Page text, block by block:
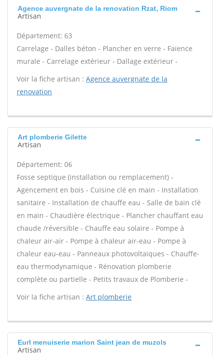
Agence auvergnate de la renovation Rzat, Riom
Artisan
Département: 63
Carrelage - Dalles béton - Plancher en verre - Faïence
murale - Carrelage extérieur - Dallage extérieur -
Voir la fiche artisan : Agence auvergnate de la
renovation
Art plomberie Gilette
Artisan
Département: 06
Fosse septique (installation ou remplacement) -
Agencement en bois - Cuisine clé en main - Installation
sanitaire - Installation de chauffe eau - Salle de bain clé
en main - Chaudière électrique - Plancher chauffant eau
chaude /réversible - Chauffe eau solaire - Pompe à
chaleur air-air - Pompe à chaleur air-eau - Pompe à
chaleur eau-eau - Panneaux photovoltaïques - Chauffe-
eau thermodynamique - Rénovation plomberie
complète ou partielle - Petits travaux de Plomberie -
Voir la fiche artisan : Art plomberie
Eurl menuiserie marion Saint jean de muzols
Artisan